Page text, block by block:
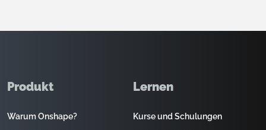
Produkt
Warum Onshape?
Lernen
Kurse und Schulungen